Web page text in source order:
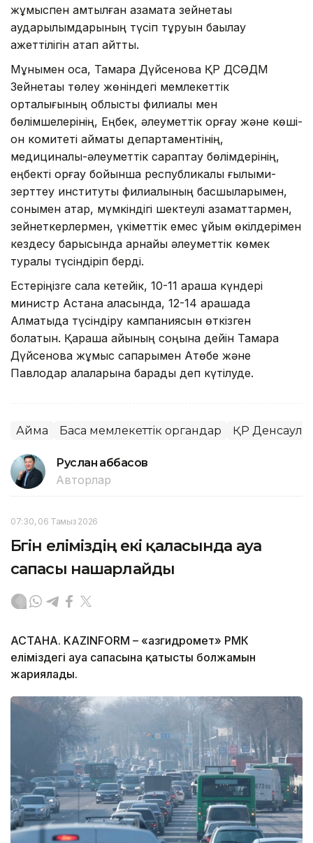
жұмыспен қамтылған азаматқа зейнетақы
аударылымдарының түсіп тұруын бақылау
қажеттілігін атап айтты.
Мұнымен қоса, Тамара Дүйсенова ҚР ДСӘДМ
Зейнетақы төлеу жөніндегі мемлекеттік
орталығының облыстық филиалы мен
бөлімшелерінің, Еңбек, әлеуметтік қорғау және көші-
қон комитеті аймақтық департаментінің,
медициналық-әлеуметтік сараптау бөлімдерінің,
еңбекті қорғау бойынша республикалық ғылыми-
зерттеу институты филиалының басшыларымен,
сонымен қатар, мүмкіндігі шектеулі азаматтармен,
зейнеткерлермен, үкіметтік емес ұйым өкілдерімен
кездесу барысында арнайы әлеуметтік көмек
туралы түсіндіріп берді.
Естеріңізге сала кетейік, 10-11 қараша күндері
министр Астана қаласында, 12-14 қарашада
Алматыда түсіндіру кампаниясын өткізген
болатын. Қараша айының соңына дейін Тамара
Дүйсенова жұмыс сапарымен Ақтөбе және
Павлодар қалаларына барады деп күтілуде.
Аймақ Басқа мемлекеттік органдар ҚР Денсаулық
Руслан Ғаббасов
Авторлар
07:30, 06 Тамыз 2026
Бүгін еліміздің екі қаласында ауа
сапасы нашарлайды
АСТАНА. KAZINFORM – «Қазгидромет» РМК
еліміздегі ауа сапасына қатысты болжамын
жариялады.